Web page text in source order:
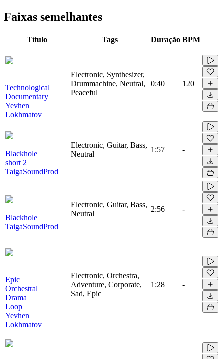
Faixas semelhantes
Título Tags Duração BPM
Technological
Documentary
Yevhen
Lokhmatov
Electronic, Synthesizer,
Drummachine, Neutral,
Peaceful
0:40 120
Blackhole
short 2
TaigaSoundProd
Electronic, Guitar, Bass,
Neutral
1:57 -
Blackhole
TaigaSoundProd
Electronic, Guitar, Bass,
Neutral
2:56 -
Epic
Orchestral
Drama
Loop
Yevhen
Lokhmatov
Electronic, Orchestra,
Adventure, Corporate,
Sad, Epic
1:28 -